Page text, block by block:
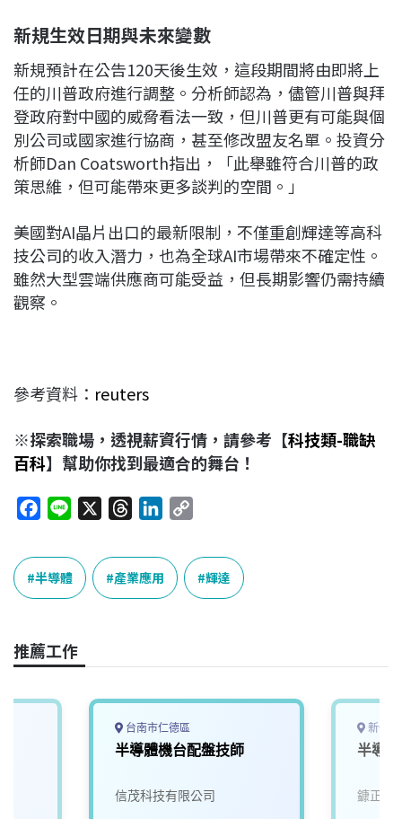
新規生效日期與未來變數
新規預計在公告120天後生效，這段期間將由即將上
任的川普政府進行調整。分析師認為，儘管川普與拜
登政府對中國的威脅看法一致，但川普更有可能與個
別公司或國家進行協商，甚至修改盟友名單。投資分
析師Dan Coatsworth指出，「此舉雖符合川普的政
策思維，但可能帶來更多談判的空間。」
美國對AI晶片出口的最新限制，不僅重創輝達等高科
技公司的收入潛力，也為全球AI市場帶來不確定性。
雖然大型雲端供應商可能受益，但長期影響仍需持續
觀察。
參考資料： reuters
※探索職場，透視薪資行情，請參考【科技類-職缺
百科】幫助你找到最適合的舞台！
c
e
b
o
k
n
e
r
e
a
n
k
e
n
p
y
L
k
半導體 產業應用 輝達
推薦工作
台南市仁德區
半導體機台配盤技師
信茂科技有限公司
新竹
半導
鏮正實